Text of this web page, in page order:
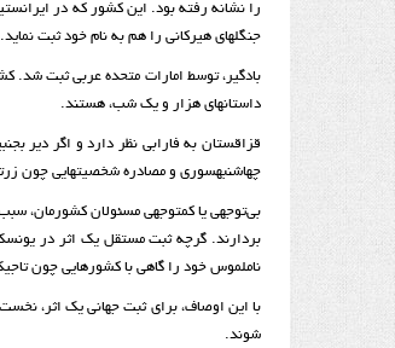
را نشانه رفته بود. این کشور که در
جنگل­های هیرکانی را هم به نام خود ثبت نماید.
بادگیر، توسط امارات متحده عربی ثبت شد.
داستان­های هزار و یک شب، هستند.
قزاقستان به فارابی نظر دارد و اگر دیر
چهاشنبه­سوری و مصادره شخصیت­هایی چون
بی‌توجهی یا کم­توجهی مسئولان کشورمان،
بردارند. گرچه ثبت مستقل یک اثر در
ناملموس خود را گاهی با کشورهایی چون
با این اوصاف، برای ثبت جهانی یک اثر، نخست
شوند.